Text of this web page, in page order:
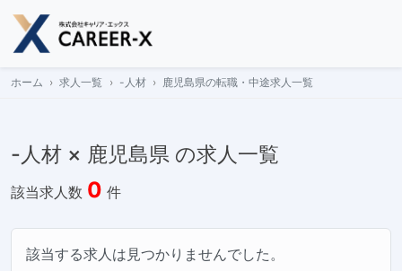
Skip
content
ホーム 求人一覧 -人材 鹿児島県の転職・中途求人一覧
-人材 × 鹿児島県 の求人一覧
該当求人数 0 件
該当する求人は見つかりませんでした。